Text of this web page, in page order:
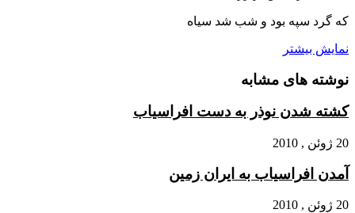
که گرد سپه بود و شب شد سیاه‏
نمایش بیشتر
نوشته های مشابه
کشته شدن نوذر به دست افراسیاب‏
20 ژوئن , 2010
آمدن افراسیاب به ایران زمین‏
20 ژوئن , 2010